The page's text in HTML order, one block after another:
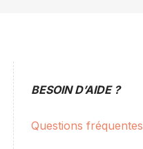
BESOIN D’AIDE ?
Questions fréquentes